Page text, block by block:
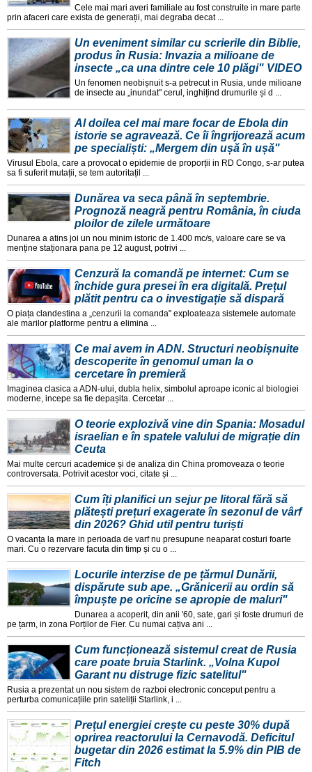
Cele mai mari averi familiale au fost construite in mare parte
prin afaceri care exista de generații, mai degraba decat ...
Un eveniment similar cu scrierile din Biblie,
produs în Rusia: Invazia a milioane de
insecte „ca una dintre cele 10 plăgi" VIDEO
Un fenomen neobișnuit s-a petrecut in Rusia, unde milioane
de insecte au „inundat" cerul, inghițind drumurile și d ...
Al doilea cel mai mare focar de Ebola din
istorie se agravează. Ce îi îngrijorează acum
pe specialiști: „Mergem din ușă în ușă"
Virusul Ebola, care a provocat o epidemie de proporții in RD Congo, s-ar putea
sa fi suferit mutații, se tem autoritațil ...
Dunărea va seca până în septembrie.
Prognoză neagră pentru România, în ciuda
ploilor de zilele următoare
Dunarea a atins joi un nou minim istoric de 1.400 mc/s, valoare care se va
menține staționara pana pe 12 august, potrivi ...
Cenzură la comandă pe internet: Cum se
închide gura presei în era digitală. Prețul
plătit pentru ca o investigație să dispară
O piața clandestina a „cenzurii la comanda" exploateaza sistemele automate
ale marilor platforme pentru a elimina ...
Ce mai avem in ADN. Structuri neobișnuite
descoperite în genomul uman la o
cercetare în premieră
Imaginea clasica a ADN-ului, dubla helix, simbolul aproape iconic al biologiei
moderne, incepe sa fie depașita. Cercetar ...
O teorie explozivă vine din Spania: Mosadul
israelian e în spatele valului de migrație din
Ceuta
Mai multe cercuri academice și de analiza din China promoveaza o teorie
controversata. Potrivit acestor voci, citate și ...
Cum îți planifici un sejur pe litoral fără să
plătești prețuri exagerate în sezonul de vârf
din 2026? Ghid util pentru turiști
O vacanța la mare in perioada de varf nu presupune neaparat costuri foarte
mari. Cu o rezervare facuta din timp și cu o ...
Locurile interzise de pe țărmul Dunării,
dispărute sub ape. „Grănicerii au ordin să
împuște pe oricine se apropie de maluri"
Dunarea a acoperit, din anii '60, sate, gari și foste drumuri de
pe țarm, in zona Porților de Fier. Cu numai cațiva ani ...
Cum funcționează sistemul creat de Rusia
care poate bruia Starlink. „Volna Kupol
Garant nu distruge fizic satelitul"
Rusia a prezentat un nou sistem de razboi electronic conceput pentru a
perturba comunicațiile prin sateliții Starlink, i ...
Prețul energiei crește cu peste 30% după
oprirea reactorului la Cernavodă. Deficitul
bugetar din 2026 estimat la 5.9% din PIB de
Fitch